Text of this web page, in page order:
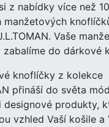
z nabídky více než
manžetových
Vaše
do dárkové
knoflíčky z kolekce
přináší do světa
designové produkty,
vzhled Vaší košile a